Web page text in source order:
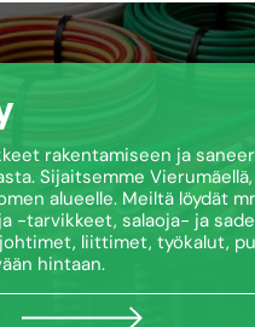
rakentamiseen ja
Sijaitsemme
alueelle. Meiltä löydät
-tarvikkeet, salaoja- ja
liittimet, työkalut,
hintaan.
laadukkaat PEX ja PE-RT
sekä tarvittaessa
Vesikiertoisen
ja kestävän ratkaisun